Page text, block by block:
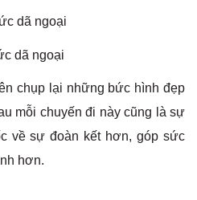
chụp lại những bức hình đẹp
mỗi chuyến đi này cũng là sự
về sự đoàn kết hơn, góp sức
hơn.